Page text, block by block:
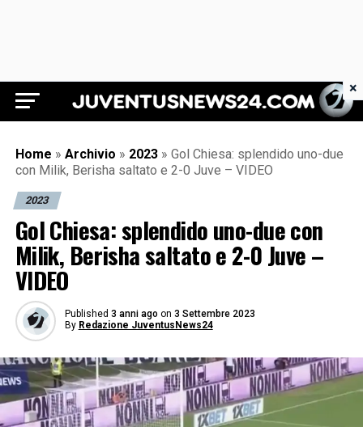
Juventus News 24
Home » Archivio » 2023 » Gol Chiesa: splendido uno-due
con Milik, Berisha saltato e 2-0 Juve – VIDEO
2023
Gol Chiesa: splendido uno-due con
Milik, Berisha saltato e 2-0 Juve –
VIDEO
Published 3 anni ago on 3 Settembre 2023
By Redazione JuventusNews24
×